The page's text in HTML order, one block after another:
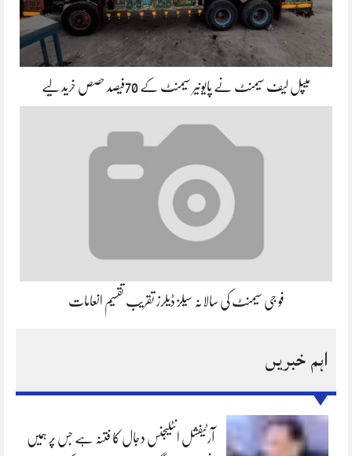
میپل لیف سیمنٹ نے پایونیر سیمنٹ کے 70فیصد حصص خرید لیے
فو جی سیمنٹ کی سالانہ سیلز ڈیلرز تقریب تقسیم انعامات
اہم خبریں
آرٹیفشل انٹلیجنس دجال کا فتنہ ہے جس پر ہمیں